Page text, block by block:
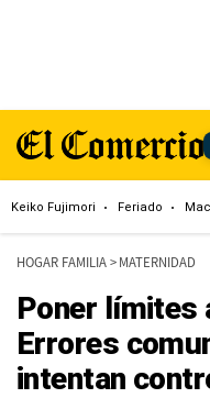
Keiko Fujimori Feriado
HOGAR FAMILIA> MATERNIDAD
Poner límites
Errores
intentan